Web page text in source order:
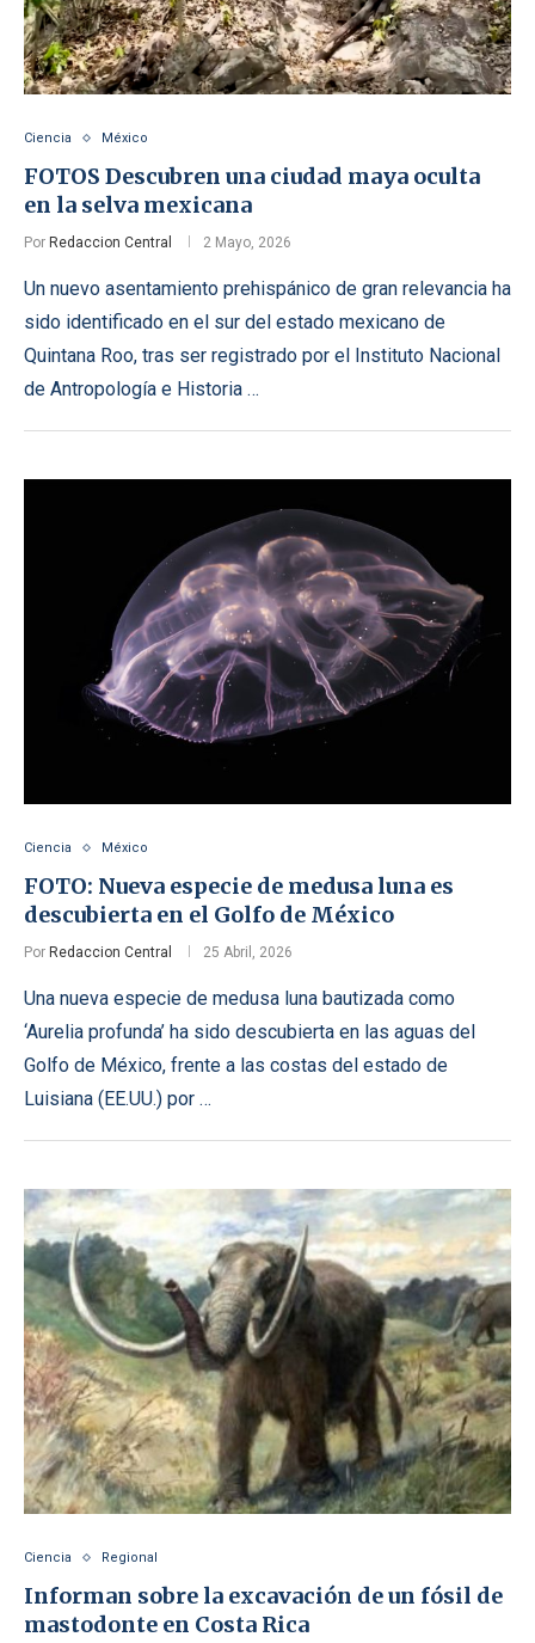
Ciencia México
FOTOS Descubren una ciudad maya oculta
en la selva mexicana
Por Redaccion Central 2 Mayo, 2026
Un nuevo asentamiento prehispánico de gran relevancia ha
sido identificado en el sur del estado mexicano de
Quintana Roo, tras ser registrado por el Instituto Nacional
de Antropología e Historia …
Ciencia México
FOTO: Nueva especie de medusa luna es
descubierta en el Golfo de México
Por Redaccion Central 25 Abril, 2026
Una nueva especie de medusa luna bautizada como
‘Aurelia profunda’ ha sido descubierta en las aguas del
Golfo de México, frente a las costas del estado de
Luisiana (EE.UU.) por …
Ciencia Regional
Informan sobre la excavación de un fósil de
mastodonte en Costa Rica